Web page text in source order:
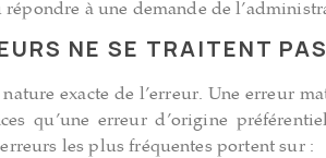
à une demande de
NE SE TRAITENT
exacte de l’erreur. Une erreur
qu’une erreur d’origine
les plus fréquentes portent sur :